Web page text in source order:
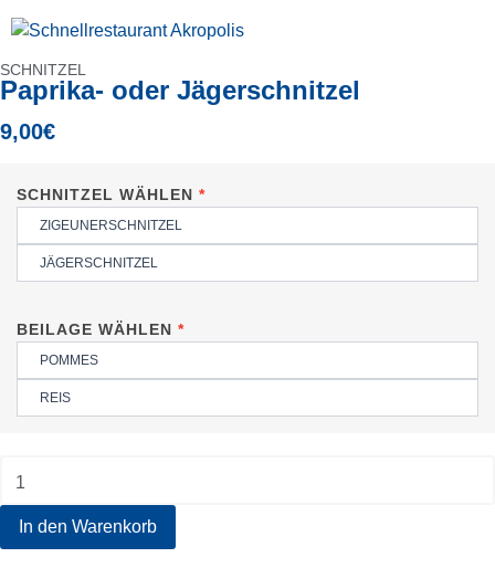
SCHNITZEL
Paprika- oder Jägerschnitzel
9,00€
SCHNITZEL WÄHLEN
ZIGEUNERSCHNITZEL
JÄGERSCHNITZEL
BEILAGE WÄHLEN
POMMES
REIS
In den Warenkorb